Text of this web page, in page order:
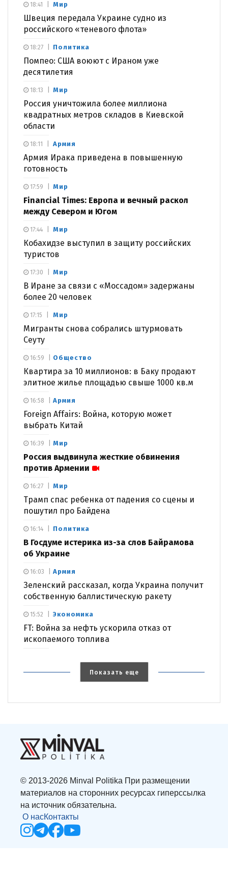
Мир
Швеция передала Украине судно из
российского «теневого флота»
18:41
Политика
Помпео: США воюют с Ираном уже
десятилетия
18:27
Мир
Россия уничтожила более миллиона
квадратных метров складов в Киевской
области
18:13
Армия
Армия Ирака приведена в повышенную
готовность
18:11
Мир
Financial Times: Европа и вечный раскол
между Севером и Югом
17:59
Мир
Кобахидзе выступил в защиту российских
туристов
17:44
Мир
В Иране за связи с «Моссадом» задержаны
более 20 человек
17:30
Мир
Мигранты снова собрались штурмовать
Сеуту
17:15
Общество
Квартира за 10 миллионов: в Баку продают
элитное жилье площадью свыше 1000 кв.м
16:59
Армия
Foreign Affairs: Война, которую может
выбрать Китай
16:58
Мир
Россия выдвинула жесткие обвинения
против Армении
16:39
Мир
Трамп спас ребенка от падения со сцены и
пошутил про Байдена
16:27
Политика
В Госдуме истерика из-за слов Байрамова
об Украине
16:14
Армия
Зеленский рассказал, когда Украина получит
собственную баллистическую ракету
16:03
Экономика
FT: Война за нефть ускорила отказ от
ископаемого топлива
15:52
Показать еще
© 2013-2026 Minval Politika При размещении
материалов на сторонних ресурсах гиперссылка
на источник обязательна.
О насКонтакты